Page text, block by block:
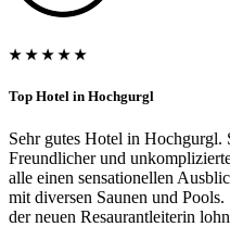
★ ★ ★ ★ ★
Top Hotel in Hochgurgl
Sehr gutes Hotel in Hochgurgl.
Freundlicher und
alle einen sensationellen
mit diversen Saunen und
der neuen Resaurantleiterin